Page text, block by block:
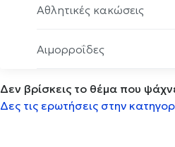
Αθλητικές κακώσεις
Αιμορροΐδες
Αισθητηριακη
Δεν βρίσκεις το θέμα που
Δες τις ερωτήσεις στην